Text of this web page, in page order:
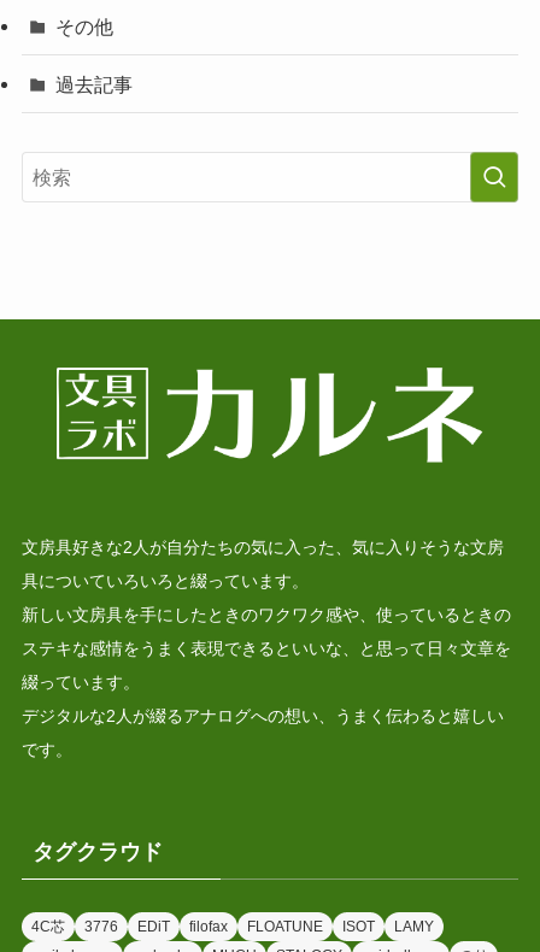
その他
過去記事
文房具好きな2人が自分たちの気に入った、気に入りそうな文房
具についていろいろと綴っています。
新しい文房具を手にしたときのワクワク感や、使っているときの
ステキな感情をうまく表現できるといいな、と思って日々文章を
綴っています。
デジタルな2人が綴るアナログへの想い、うまく伝わると嬉しい
です。
タグクラウド
4C芯 3776 EDiT filofax FLOATUNE ISOT
LAMY